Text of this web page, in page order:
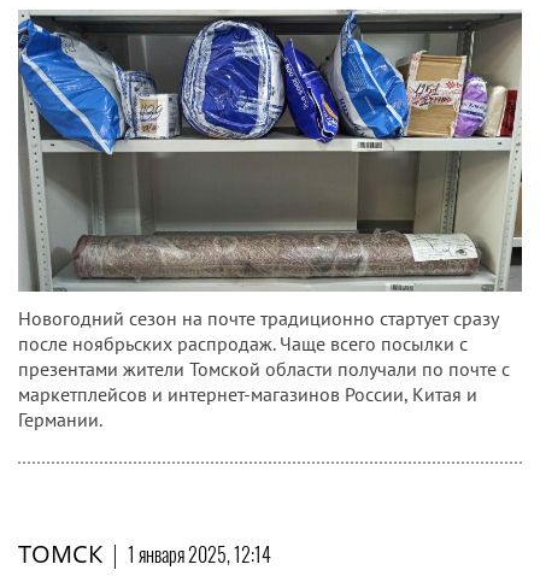
Новогодний сезон на почте традиционно стартует сразу
после ноябрьских распродаж. Чаще всего посылки с
презентами жители Томской области получали по почте с
маркетплейсов и интернет-магазинов России, Китая и
Германии.
ТОМСК | 1 января 2025, 12:14